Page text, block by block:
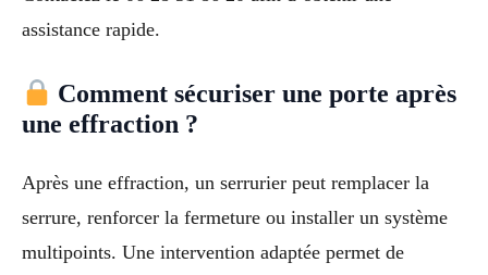
assistance rapide.
Comment sécuriser une porte après
une effraction ?
Après une effraction, un serrurier peut remplacer la
serrure, renforcer la fermeture ou installer un système
multipoints. Une intervention adaptée permet de